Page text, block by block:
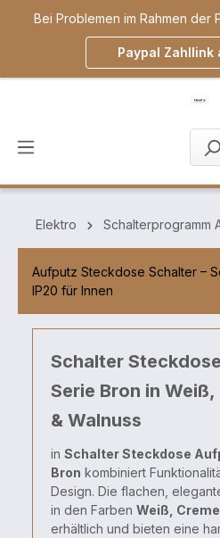
springen
Bei Problemen im Rahmen
Paypal Zahllink
Elektro Schalterprogramm
Aufputz Steckdose Schalter –
IP20 für Innen
Schalter
Serie Bron in Weiß,
& Walnuss
in Schalter Steckdose
Bron kombiniert
Design. Die flachen,
in den Farben Weiß,
erhältlich und bieten eine